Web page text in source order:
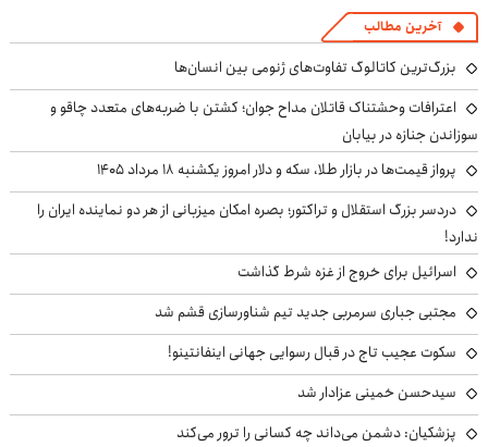
آخرین مطالب
بزرگ‌ترین کاتالوگ تفاوت‌های ژنومی بین انسان‌ها
اعترافات وحشتناک قاتلان مداح جوان؛ کشتن با ضربه‌های متعدد چاقو و
سوزاندن جنازه در بیابان
پرواز قیمت‌ها در بازار طلا، سکه و دلار امروز یکشنبه ۱۸ مرداد ۱۴۰۵
دردسر بزرگ استقلال و تراکتور؛ بصره امکان میزبانی از هر دو نماینده ایران را
ندارد!
اسرائیل برای خروج از غزه شرط گذاشت
مجتبی جباری سرمربی جدید تیم شناورسازی قشم شد
سکوت عجیب تاج در قبال رسوایی جهانی اینفانتینو!
سیدحسن خمینی عزادار شد
پزشکیان: دشمن می‌داند چه کسانی را ترور می‌کند